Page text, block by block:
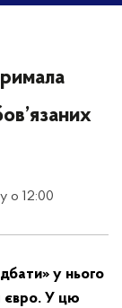
о 12:00
у нього
євро. У цю